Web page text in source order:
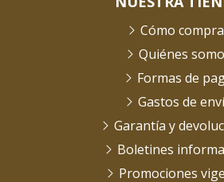
Cómo
Quiénes
Formas de
Gastos de
Garantía y
Boletines
Promociones